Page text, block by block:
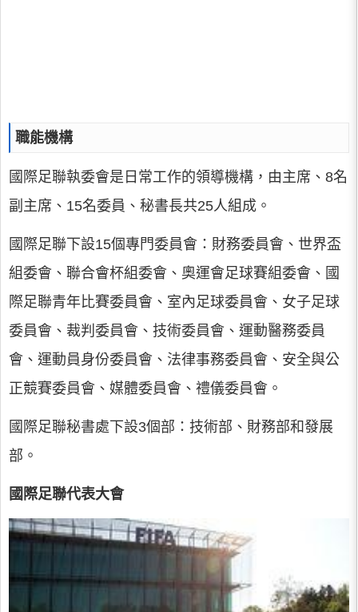
職能機構
國際足聯執委會是日常工作的領導機構，由主席、8名
副主席、15名委員、秘書長共25人組成。
國際足聯下設15個專門委員會：財務委員會、世界盃
組委會、聯合會杯組委會、奧運會足球賽組委會、國
際足聯青年比賽委員會、室內足球委員會、女子足球
委員會、裁判委員會、技術委員會、運動醫務委員
會、運動員身份委員會、法律事務委員會、安全與公
正競賽委員會、媒體委員會、禮儀委員會。
國際足聯秘書處下設3個部：技術部、財務部和發展
部。
國際足聯代表大會